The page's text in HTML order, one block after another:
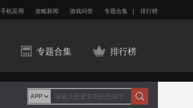
手机应用 攻略新闻 游戏问答 专题合集 排行榜
专题合集 排行榜